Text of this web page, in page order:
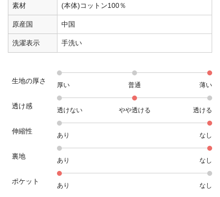
素材 (本体)コットン100％
原産国 中国
洗濯表示 手洗い
生地の厚さ
厚い 普通 薄い
透け感
透けない やや透ける 透ける
伸縮性
あり なし
裏地
あり なし
ポケット
あり なし